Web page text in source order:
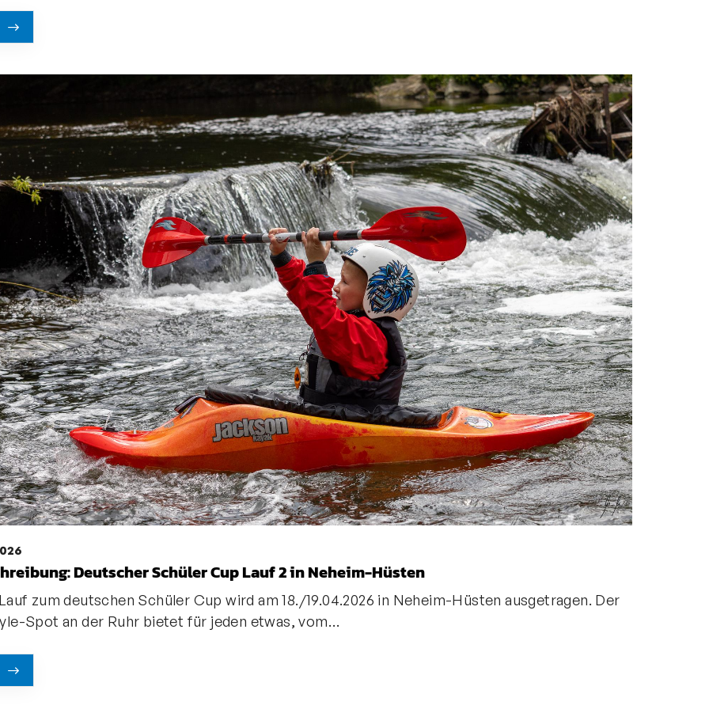
Deutscher Schüler Cup Lauf 2 in Neheim-Hüsten
zum deutschen Schüler Cup wird am 18./19.04.2026 in Neheim-Hüsten ausgetragen. Der
Spot an der Ruhr bietet für jeden etwas, vom…